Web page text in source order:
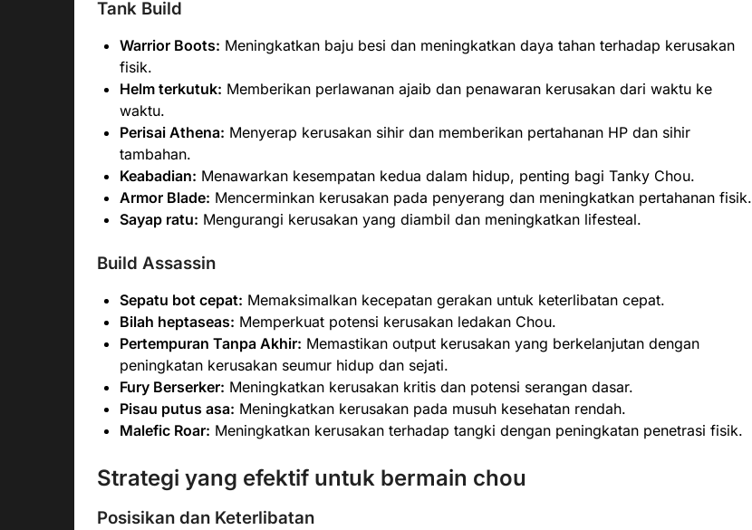
Tank Build
Warrior Boots: Meningkatkan baju besi dan meningkatkan daya tahan terhadap kerusakan
fisik.
Helm terkutuk: Memberikan perlawanan ajaib dan penawaran kerusakan dari waktu ke
waktu.
Perisai Athena: Menyerap kerusakan sihir dan memberikan pertahanan HP dan sihir
tambahan.
Keabadian: Menawarkan kesempatan kedua dalam hidup, penting bagi Tanky Chou.
Armor Blade: Mencerminkan kerusakan pada penyerang dan meningkatkan pertahanan fisik.
Sayap ratu: Mengurangi kerusakan yang diambil dan meningkatkan lifesteal.
Build Assassin
Sepatu bot cepat: Memaksimalkan kecepatan gerakan untuk keterlibatan cepat.
Bilah heptaseas: Memperkuat potensi kerusakan ledakan Chou.
Pertempuran Tanpa Akhir: Memastikan output kerusakan yang berkelanjutan dengan
peningkatan kerusakan seumur hidup dan sejati.
Fury Berserker: Meningkatkan kerusakan kritis dan potensi serangan dasar.
Pisau putus asa: Meningkatkan kerusakan pada musuh kesehatan rendah.
Malefic Roar: Meningkatkan kerusakan terhadap tangki dengan peningkatan penetrasi fisik.
Strategi yang efektif untuk bermain chou
Posisikan dan Keterlibatan